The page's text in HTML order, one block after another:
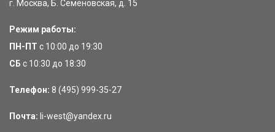
г. Москва, Б. Семёновская, д. 15
Режим работы:
ПН-ПТ с 10:00 до 19:30
СБ с 10:30 до 18:30
Телефон: 8 (495) 999-35-27
Почта: li-west@yandex.ru